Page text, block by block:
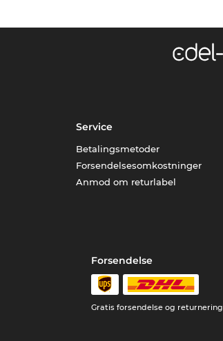
Service
Betalingsmetoder
Forsendelsesomkostninger
Anmod om returlabel
Forsendelse
Gratis forsendelse og returnering